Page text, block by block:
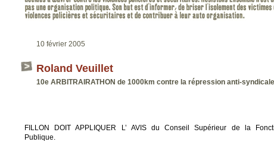
10 février 2005
Roland Veuillet
10e ARBITRAIRATHON de 1000km contre la répression anti-syndicale
FILLON DOIT APPLIQUER L’ AVIS du Conseil Supérieur de la
Publique.